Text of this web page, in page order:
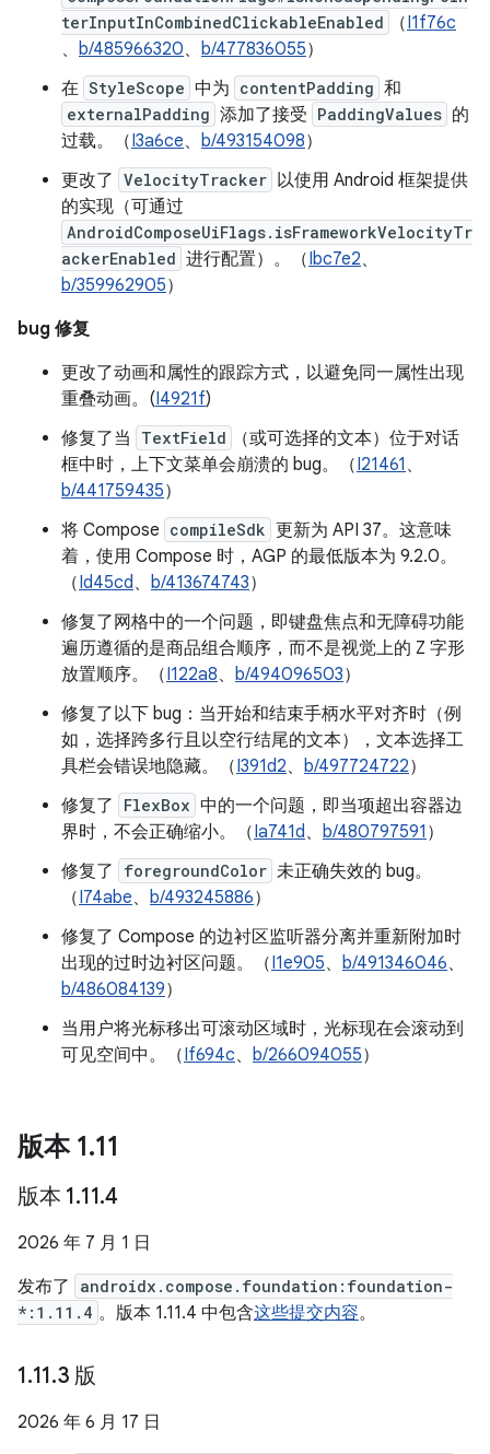
terInputInCombinedClickableEnabled
（I1f76c
、 b/485966320、 b/477836055）
在 StyleScope 中为 contentPadding 和
externalPadding 添加了接受 PaddingValues 的
过载。（I3a6ce、 b/493154098）
更改了 VelocityTracker 以使用 Android 框架提供
的实现（可通过
AndroidComposeUiFlags.isFrameworkVelocityTr
ackerEnabled 进行配置）。（Ibc7e2、
b/359962905）
bug 修复
更改了动画和属性的跟踪方式，以避免同一属性出现
重叠动画。(I4921f)
修复了当
TextField
（或可选择的文本）位于对话
框中时，上下文菜单会崩溃的 bug。（I21461 、
b/441759435）
将 Compose compileSdk 更新为 API 37。这意味
着，使用 Compose 时，AGP 的最低版本为 9.2.0。
（Id45cd、 b/413674743）
修复了网格中的一个问题，即键盘焦点和无障碍功能
遍历遵循的是商品组合顺序，而不是视觉上的 Z 字形
放置顺序。（I122a8、 b/494096503）
修复了以下 bug：当开始和结束手柄水平对齐时（例
如，选择跨多行且以空行结尾的文本），文本选择工
具栏会错误地隐藏。（I391d2、 b/497724722）
修复了
FlexBox 中的一个问题，即当项超出容器边
界时，不会正确缩小。（Ia741d、 b/480797591 ）
修复了
foregroundColor 未正确失效的 bug。
（I74abe、 b/493245886）
修复了 Compose 的边衬区监听器分离并重新附加时
出现的过时边衬区问题。（I1e905、 b/491346046、
b/486084139）
当用户将光标移出可滚动区域时，光标现在会滚动到
可见空间中。（If694c、 b/266094055）
版本 1.11
版本 1.11.4
2026 年 7 月 1 日
发布了
androidx.compose.foundation:foundation-
*:1.11.4 。版本 1.11.4 中包含这些提交内容。
1.11.3 版
2026 年 6 月 17 日